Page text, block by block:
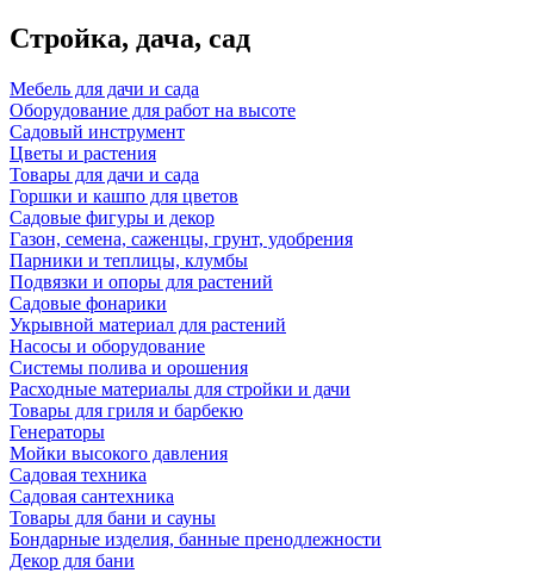
Стройка, дача, сад
Мебель для дачи и сада
Оборудование для работ на высоте
Садовый инструмент
Цветы и растения
Товары для дачи и сада
Горшки и кашпо для цветов
Садовые фигуры и декор
Газон, семена, саженцы, грунт, удобрения
Парники и теплицы, клумбы
Подвязки и опоры для растений
Садовые фонарики
Укрывной материал для растений
Насосы и оборудование
Системы полива и орошения
Расходные материалы для стройки и дачи
Товары для гриля и барбекю
Генераторы
Мойки высокого давления
Садовая техника
Садовая сантехника
Товары для бани и сауны
Бондарные изделия, банные пренодлежности
Декор для бани